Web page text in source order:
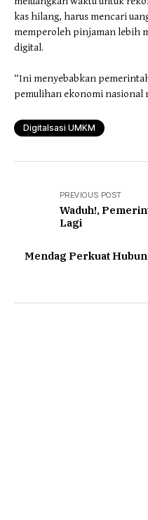
kas hilang, harus mencari
memperoleh pinjaman lebih
digital.
“Ini menyebabkan
pemulihan ekonomi nasional
Digitalsasi UMKM
PREVIOUS POST
Waduh!,
Lagi
Mendag Perkuat